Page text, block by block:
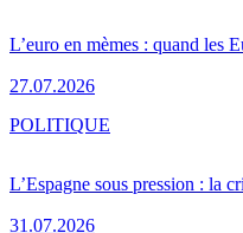
L’euro en mèmes : quand les
27.07.2026
L’Espagne sous pression : la
31.07.2026
POLITIQUE